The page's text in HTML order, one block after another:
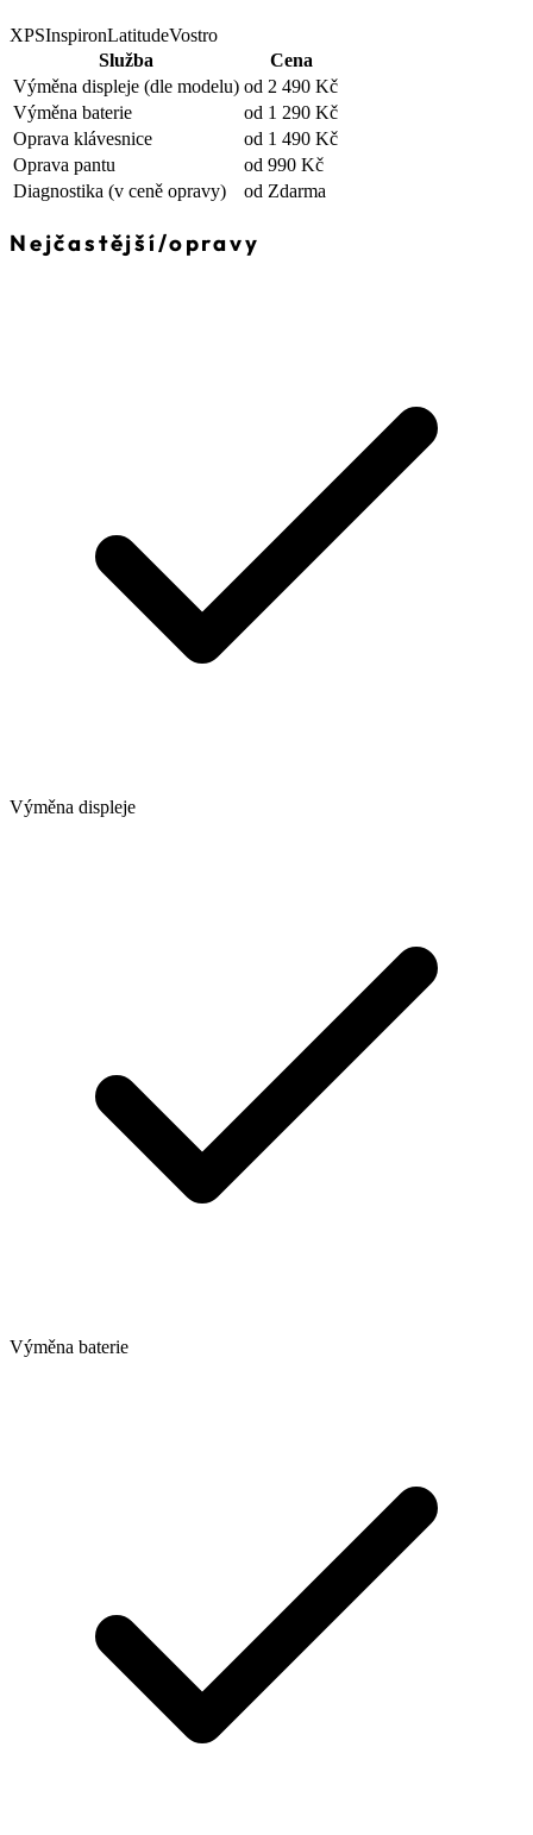
XPSInspironLatitudeVostro
Služba
Cena
Výměna displeje (dle modelu) od 2 490 Kč
Výměna baterie
od 1 290 Kč
Oprava klávesnice
od 1 490 Kč
Oprava pantu
od 990 Kč
Diagnostika (v ceně opravy) od Zdarma
Nejčastější/opravy
Výměna displeje
Výměna baterie